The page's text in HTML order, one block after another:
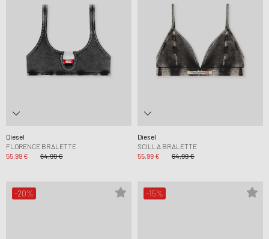
Diesel
FLORENCE BRALETTE
55,99 €
64,99 €
Diesel
SCILLA BRALETTE
55,99 €
64,99 €
-20% -15%